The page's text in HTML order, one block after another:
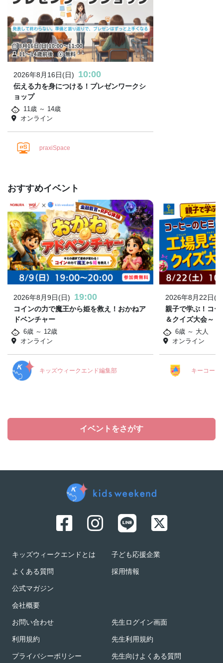
2026年8月16日(日) 10:00
伝える力を身につける！プレゼンワークシ
ョップ
11歳 ～ 14歳
オンライン
praxiSpace
おすすめイベント
2026年8月9日(日) 19:00
コインの力で魔王から姫を救え！おかねア
ドベンチャー
6歳 ～ 12歳
オンライン
キッズウィークエンド編集部
2026年8月22日(
親子で学ぶ！コ
＆クイズ大会～
6歳 ～ 大人
オンライン
キーコーヒ
イベントをさがす
キッズウィークエンドとは
よくある質問
公式マガジン
会社概要
子ども応援企業
採用情報
お問い合わせ
利用規約
プライバシーポリシー
先生ログイン画面
先生利用規約
先生向けよくある質問